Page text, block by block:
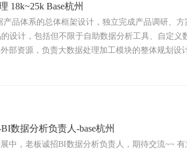
18k~25k Base杭州
产品体系的总体框架设计，独立完成产品调研、
设计，包括但不限于自助数据分析工具、自定
部资源，负责大数据处理加工模块的整体规划设
数据分析负责人-base杭州
中，老板诚招BI数据分析负责人，期待交流~~ 有